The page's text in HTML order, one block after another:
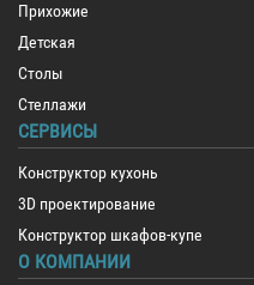
Прихожие
Детская
Столы
Стеллажи
СЕРВИСЫ
Конструктор кухонь
3D проектирование
Конструктор шкафов-купе
О КОМПАНИИ